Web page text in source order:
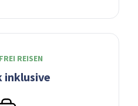
REISEN
inklusive